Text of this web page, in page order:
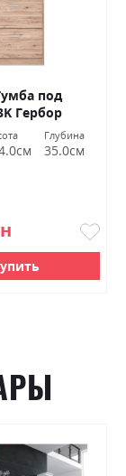
под
Гербор
Глубина
35.0см